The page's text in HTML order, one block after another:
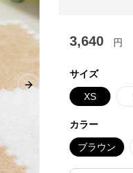
Next slide
3,640 円
サイズ
XS
カラー
ブラウン